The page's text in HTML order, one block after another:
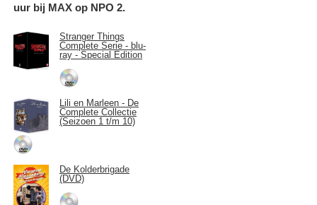
uur bij MAX op NPO 2.
Stranger Things
Complete Serie - blu-
ray - Special Edition
Lili en Marleen - De
Complete Collectie
(Seizoen 1 t/m 10)
De Kolderbrigade
(DVD)